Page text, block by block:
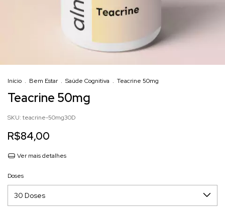
Início . Bem Estar . Saúde Cognitiva . Teacrine 50mg
Teacrine 50mg
SKU:teacrine-50mg30D
R$84,00
Ver mais detalhes
Doses